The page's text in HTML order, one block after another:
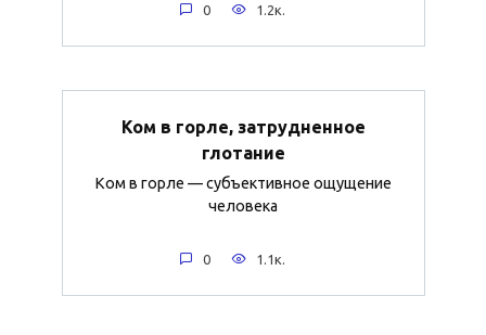
0 1.2к.
Ком в горле, затрудненное
глотание
Ком в горле — субъективное ощущение
человека
0 1.1к.